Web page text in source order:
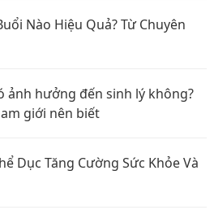
Nào Hiệu Quả? Từ Chuyên
ảnh hưởng đến sinh lý không?
giới nên biết
Dục Tăng Cường Sức Khỏe Và